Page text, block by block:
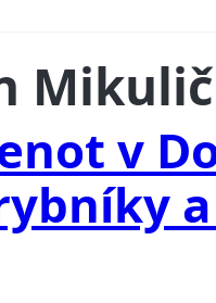
v